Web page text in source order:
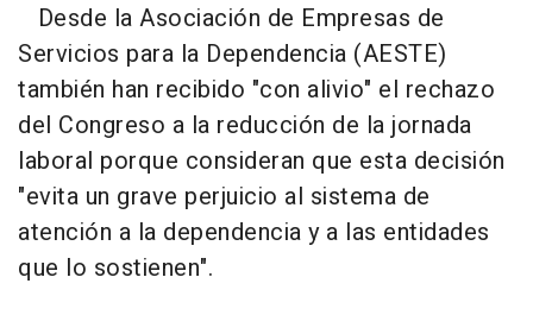
Desde la Asociación de Empresas de
Servicios para la Dependencia (AESTE)
también han recibido "con alivio" el rechazo
del Congreso a la reducción de la jornada
laboral porque consideran que esta decisión
"evita un grave perjuicio al sistema de
atención a la dependencia y a las entidades
que lo sostienen".